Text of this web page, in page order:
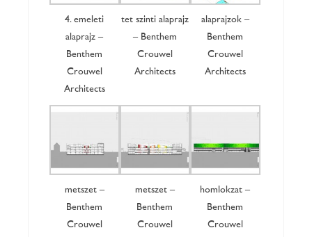
4. emeleti
alaprajz –
Benthem
Crouwel
Architects
tetőszinti alaprajz
– Benthem
Crouwel
Architects
alaprajzok –
Benthem
Crouwel
Architects
metszet –
Benthem
Crouwel
metszet –
Benthem
Crouwel
homlokzat –
Benthem
Crouwel